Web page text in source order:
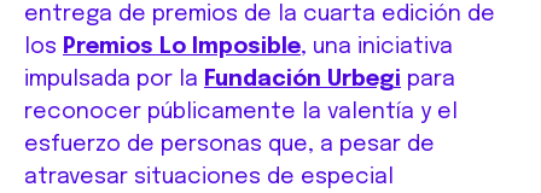
entrega de premios de la cuarta edición de
los Premios Lo Imposible, una iniciativa
impulsada por la Fundación Urbegi para
reconocer públicamente la valentía y el
esfuerzo de personas que, a pesar de
atravesar situaciones de especial